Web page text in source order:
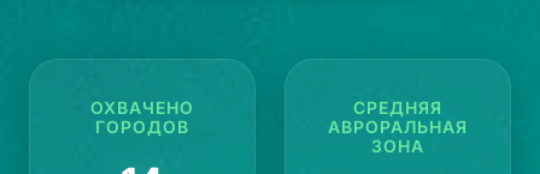
ОХВАЧЕНО
ГОРОДОВ
СРЕДНЯЯ
АВРОРАЛЬНАЯ
ЗОНА